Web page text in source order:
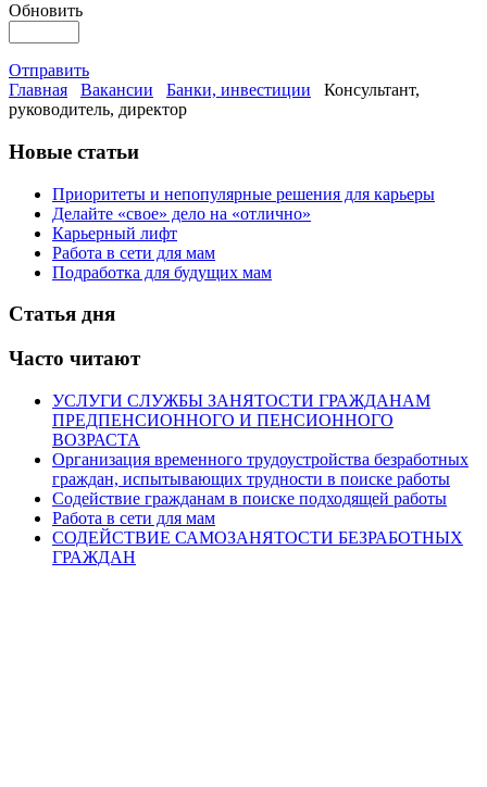
Обновить
Отправить
Главная
Вакансии Банки, инвестиции
Консультант,
руководитель, директор
Новые статьи
Приоритеты и непопулярные решения для карьеры
Делайте «свое» дело на «отлично»
Карьерный лифт
Работа в сети для мам
Подработка для будущих мам
Статья дня
Часто читают
УСЛУГИ СЛУЖБЫ ЗАНЯТОСТИ ГРАЖДАНАМ
ПРЕДПЕНСИОННОГО И ПЕНСИОННОГО
ВОЗРАСТА
Организация временного трудоустройства безработных
граждан, испытывающих трудности в поиске работы
Содействие гражданам в поиске подходящей работы
Работа в сети для мам
СОДЕЙСТВИЕ САМОЗАНЯТОСТИ БЕЗРАБОТНЫХ
ГРАЖДАН